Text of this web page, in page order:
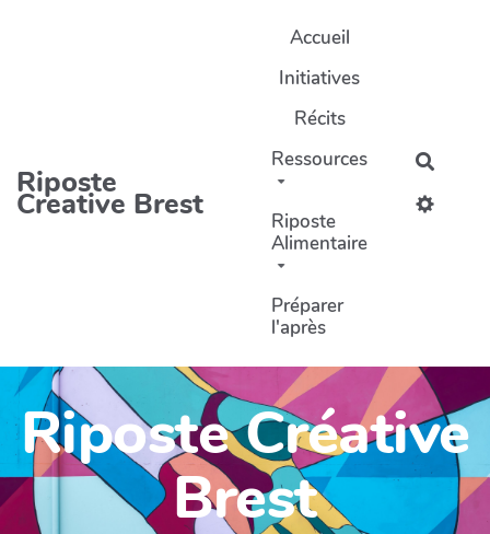
Riposte
Creative Brest
Accueil
Initiatives
Récits
Ressources
Riposte
Alimentaire
Préparer
l'après
Riposte Créative
Brest